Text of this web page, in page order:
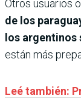
Otros usuarios
de los
los
están más
Leé también: